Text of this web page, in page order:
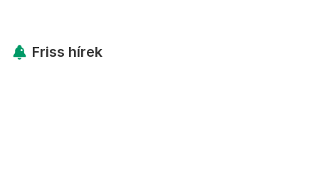
Friss hírek